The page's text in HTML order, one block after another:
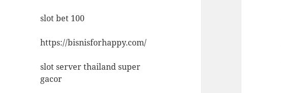
slot bet 100
https://bisnisforhappy.com/
slot server thailand super
gacor